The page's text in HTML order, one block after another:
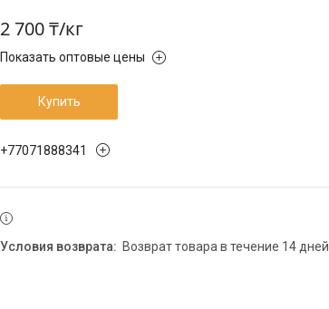
2 700 ₸/кг
Показать оптовые цены
Купить
+77071888341
возврат товара в течение 14 дней